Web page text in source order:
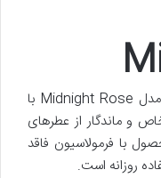
اسپری خوشبو کننده بدن زنانه رینوزیت مدل Midnight Rose با
و ماندگار از عطرهای
با فرمولاسیون فاقد
روزانه است.